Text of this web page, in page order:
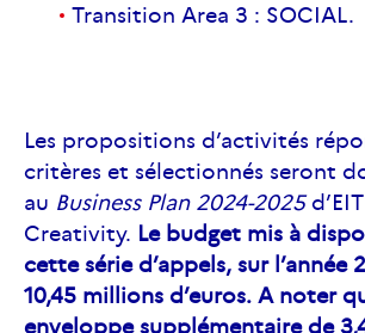
Transition Area 3 : SOCIAL.
Les propositions d’activités
critères et sélectionnés seront
au Business Plan 2024-2025
Creativity. Le budget mis à
cette série d’appels, sur l’année
10,45 millions d’euros. A noter
enveloppe supplémentaire de